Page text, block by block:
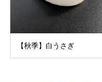
【秋季】白うさぎ